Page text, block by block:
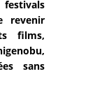
revenir
films,
sans